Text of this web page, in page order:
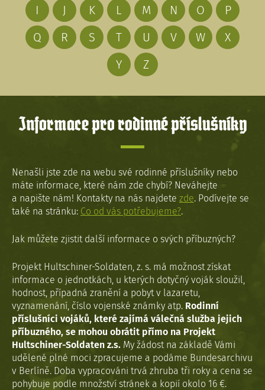
I
J K L M N O
P
Q
R S T U V W
X
Y
Z
Informace pro rodinné příslušníky
Nenašli jste zde na webu své rodinné příslušníky nebo
máte informace, které nám zde chybí? Neváhejte
a napište nám! Kontakty na nás najdete zde. Podívejte se
také na stránku: Co od vás potřebujeme?.
Jak můžete zjistit další informace o svých příbuzných?
Projekt Hultschiner-Soldaten, z. s. má možnost získat
informace o jednotkách, u kterých dotyčný voják sloužil,
hodnost, případná zranění a pobyt v lazaretu,
vyznamenání, číslo vojenské známky atp. Rodinní
příslušníci vojáků, které zajímá válečná služba jejich
příbuzného, se mohou obrátit přímo na Projekt
Hultschiner-Soldaten z.s. My žádost na základě Vámi
udělené plné moci zpracujeme a podáme Bundesarchivu
v Berlíně. Doba vypracováni trvá zhruba tři roky a cena se
pohybuje podle množství stránek a kopií okolo 16 €.